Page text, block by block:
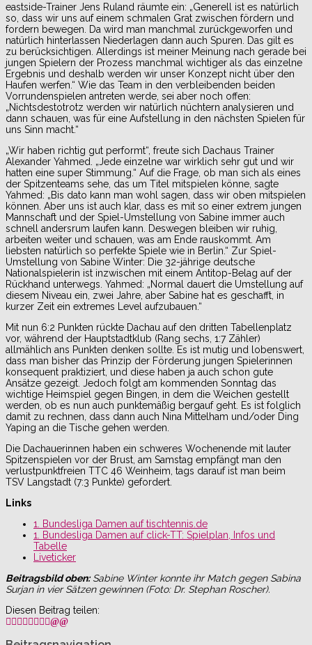
eastside-Trainer Jens Ruland räumte ein: „Generell ist es natürlich
so, dass wir uns auf einem schmalen Grat zwischen fördern und
fordern bewegen. Da wird man manchmal zurückgeworfen und
natürlich hinterlassen Niederlagen dann auch Spuren. Das gilt es
zu berücksichtigen. Allerdings ist meiner Meinung nach gerade bei
jungen Spielern der Prozess manchmal wichtiger als das einzelne
Ergebnis und deshalb werden wir unser Konzept nicht über den
Haufen werfen.“ Wie das Team in den verbleibenden beiden
Vorrundenspielen antreten werde, sei aber noch offen:
„Nichtsdestotrotz werden wir natürlich nüchtern analysieren und
dann schauen, was für eine Aufstellung in den nächsten Spielen für
uns Sinn macht.“
„Wir haben richtig gut performt“, freute sich Dachaus Trainer
Alexander Yahmed. „Jede einzelne war wirklich sehr gut und wir
hatten eine super Stimmung.“ Auf die Frage, ob man sich als eines
der Spitzenteams sehe, das um Titel mitspielen könne, sagte
Yahmed: „Bis dato kann man wohl sagen, dass wir oben mitspielen
können. Aber uns ist auch klar, dass es mit so einer extrem jungen
Mannschaft und der Spiel-Umstellung von Sabine immer auch
schnell andersrum laufen kann. Deswegen bleiben wir ruhig,
arbeiten weiter und schauen, was am Ende rauskommt. Am
liebsten natürlich so perfekte Spiele wie in Berlin.“ Zur Spiel-
Umstellung von Sabine Winter: Die 32-jährige deutsche
Nationalspielerin ist inzwischen mit einem Antitop-Belag auf der
Rückhand unterwegs. Yahmed: „Normal dauert die Umstellung auf
diesem Niveau ein, zwei Jahre, aber Sabine hat es geschafft, in
kurzer Zeit ein extremes Level aufzubauen.“
Mit nun 6:2 Punkten rückte Dachau auf den dritten Tabellenplatz
vor, während der Hauptstadtklub (Rang sechs, 1:7 Zähler)
allmählich ans Punkten denken sollte. Es ist mutig und lobenswert,
dass man bisher das Prinzip der Förderung jungen Spielerinnen
konsequent praktiziert, und diese haben ja auch schon gute
Ansätze gezeigt. Jedoch folgt am kommenden Sonntag das
wichtige Heimspiel gegen Bingen, in dem die Weichen gestellt
werden, ob es nun auch punktemäßig bergauf geht. Es ist folglich
damit zu rechnen, dass dann auch Nina Mittelham und/oder Ding
Yaping an die Tische gehen werden.
Die Dachauerinnen haben ein schweres Wochenende mit lauter
Spitzenspielen vor der Brust, am Samstag empfängt man den
verlustpunktfreien TTC 46 Weinheim, tags darauf ist man beim
TSV Langstadt (7:3 Punkte) gefordert.
Links
1. Bundesliga Damen auf tischtennis.de
1. Bundesliga Damen auf click-TT: Spielplan, Infos und
Tabelle
Liveticker
Beitragsbild oben:Sabine Winter konnte ihr Match gegen Sabina
Surjan in vier Sätzen gewinnen (Foto: Dr. Stephan Roscher).
Diesen Beitrag teilen: